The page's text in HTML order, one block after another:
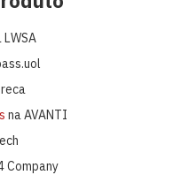
LWSA
na AVANTI
Company